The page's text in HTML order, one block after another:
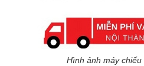
Hình ảnh máy chiếu